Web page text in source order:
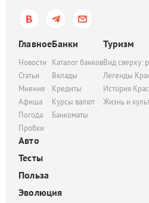
Главное
Новости
Статьи
Мнения
Афиша
Погода
Пробки
Банки
Каталог банков
Вклады
Кредиты
Курсы валют
Банкоматы
Туризм
Вид сверху:
Легенды
История
Жизнь и
Авто
Тесты
Польза
Эволюция